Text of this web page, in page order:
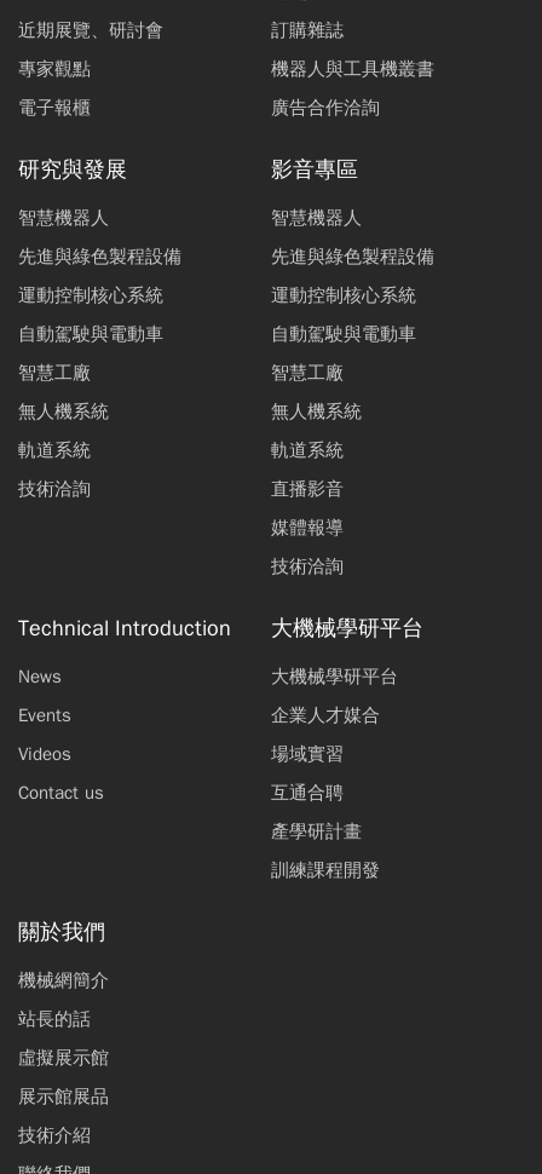
近期展覽、研討會
專家觀點
電子報櫃
訂購雜誌
機器人與工具機叢書
廣告合作洽詢
研究與發展
智慧機器人
先進與綠色製程設備
運動控制核心系統
自動駕駛與電動車
智慧工廠
無人機系統
軌道系統
技術洽詢
影音專區
智慧機器人
先進與綠色製程設備
運動控制核心系統
自動駕駛與電動車
智慧工廠
無人機系統
軌道系統
直播影音
媒體報導
技術洽詢
Technical Introduction
News
Events
Videos
Contact us
大機械學研平台
大機械學研平台
企業人才媒合
場域實習
互通合聘
產學研計畫
訓練課程開發
關於我們
機械網簡介
站長的話
虛擬展示館
展示館展品
技術介紹